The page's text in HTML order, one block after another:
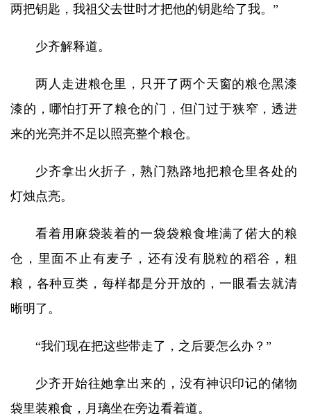
两把钥匙，我祖父去世时才把他的钥匙给了我。”
少齐解释道。
两人走进粮仓里，只开了两个天窗的粮仓黑漆
漆的，哪怕打开了粮仓的门，但门过于狭窄，透进
来的光亮并不足以照亮整个粮仓。
少齐拿出火折子，熟门熟路地把粮仓里各处的
灯烛点亮。
看着用麻袋装着的一袋袋粮食堆满了偌大的粮
仓，里面不止有麦子，还有没有脱粒的稻谷，粗
粮，各种豆类，每样都是分开放的，一眼看去就清
晰明了。
“我们现在把这些带走了，之后要怎么办？”
少齐开始往她拿出来的，没有神识印记的储物
袋里装粮食，月璃坐在旁边看着道。